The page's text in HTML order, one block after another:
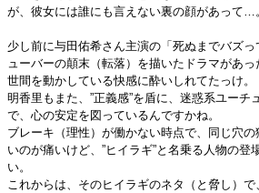
が、彼女には誰にも言えない裏の顔があって…
少し前に与田佑希さん主演の「死ぬまでバズ
ューバーの顛末（転落）を描いたドラマがあ
世間を動かしている快感に酔いしれてたっけ。
明香里もまた、”正義感”を盾に、迷惑系ユーチ
で、心の安定を図っているんですかね。
ブレーキ（理性）が働かない時点で、同じ穴
いのが痛いけど、”ヒイラギ”と名乗る人物の登
い。
これからは、そのヒイラギのネタ（と脅し）